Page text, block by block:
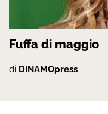
Fuffa di maggio
di DINAMOpress